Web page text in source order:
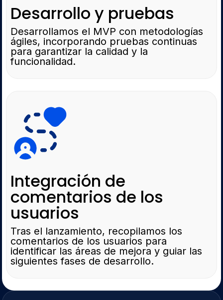
Desarrollo y pruebas
Desarrollamos el MVP con metodologías
ágiles, incorporando pruebas continuas
para garantizar la calidad y la
funcionalidad.
Integración de
comentarios de los
usuarios
Tras el lanzamiento, recopilamos los
comentarios de los usuarios para
identificar las áreas de mejora y guiar las
siguientes fases de desarrollo.